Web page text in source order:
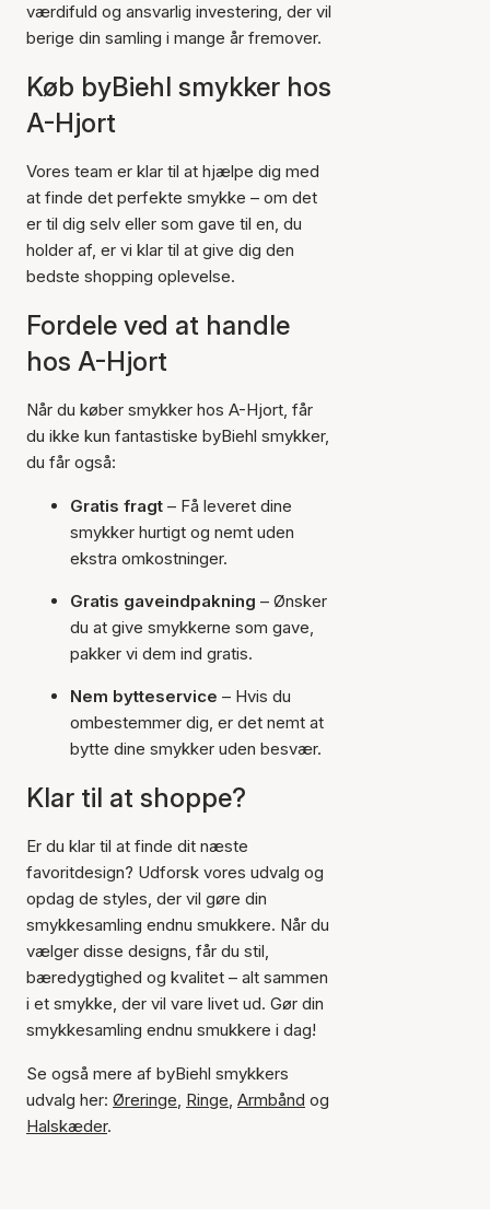
værdifuld og ansvarlig investering, der vil
berige din samling i mange år fremover.
Køb byBiehl smykker hos
A-Hjort
Vores team er klar til at hjælpe dig med
at finde det perfekte smykke – om det
er til dig selv eller som gave til en, du
holder af, er vi klar til at give dig den
bedste shopping oplevelse.
Fordele ved at handle
hos A-Hjort
Når du køber smykker hos A-Hjort, får
du ikke kun fantastiske byBiehl smykker,
du får også:
Gratis fragt – Få leveret dine
smykker hurtigt og nemt uden
ekstra omkostninger.
Gratis gaveindpakning – Ønsker
du at give smykkerne som gave,
pakker vi dem ind gratis.
Nem bytteservice – Hvis du
ombestemmer dig, er det nemt at
bytte dine smykker uden besvær.
Klar til at shoppe?
Er du klar til at finde dit næste
favoritdesign? Udforsk vores udvalg og
opdag de styles, der vil gøre din
smykkesamling endnu smukkere. Når du
vælger disse designs, får du stil,
bæredygtighed og kvalitet – alt sammen
i et smykke, der vil vare livet ud. Gør din
smykkesamling endnu smukkere i dag!
Se også mere af byBiehl smykkers
udvalg her: Øreringe, Ringe, Armbånd og
Halskæder.